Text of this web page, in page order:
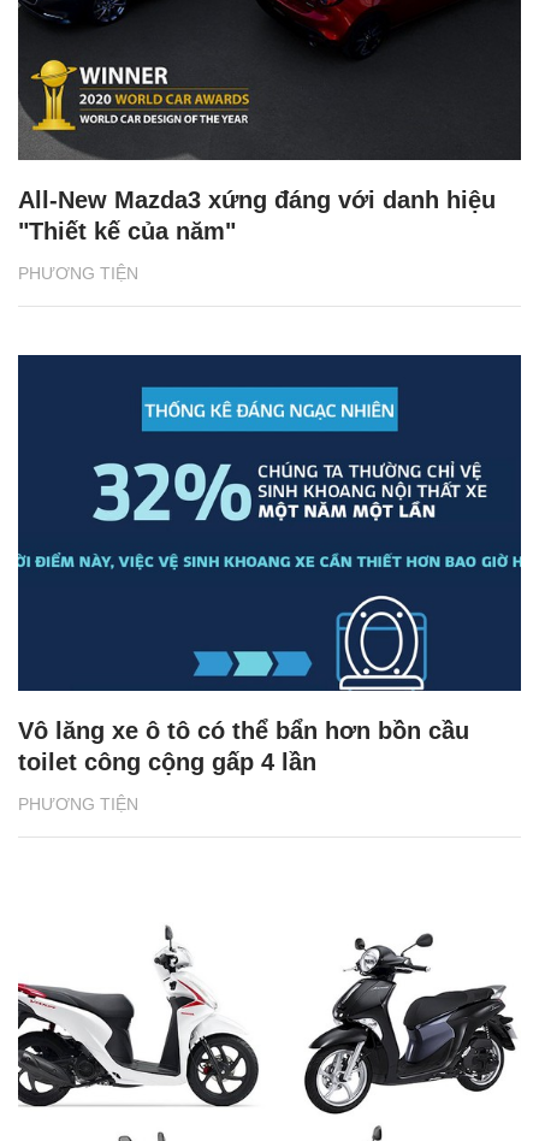
PHƯƠNG TIỆN
All-New Mazda3 xứng đáng với danh hiệu
"Thiết kế của năm"
PHƯƠNG TIỆN
Vô lăng xe ô tô có thể bẩn hơn bồn cầu
toilet công cộng gấp 4 lần